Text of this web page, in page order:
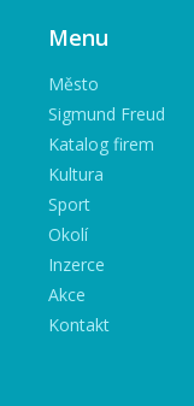
Menu
Město
Sigmund Freud
Katalog firem
Kultura
Sport
Okolí
Inzerce
Akce
Kontakt